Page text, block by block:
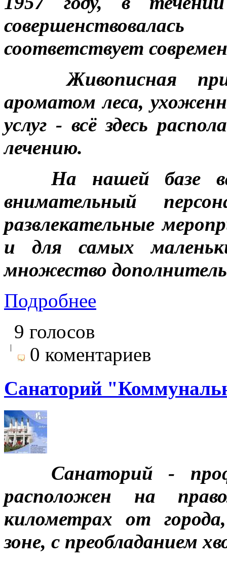
соответствует
Живописная
ароматом леса,
услуг - всё здесь
лечению.
На нашей базе
внимательный
развлекательные
и для самых
множество
Подробнее
9 голосов
|
0 коментариев
Санаторий
Санаторий -
расположен на
километрах от
зоне, с преобладанием